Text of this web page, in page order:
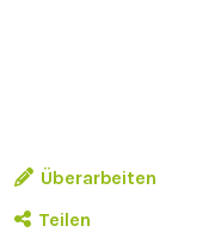
Überarbeiten
Teilen